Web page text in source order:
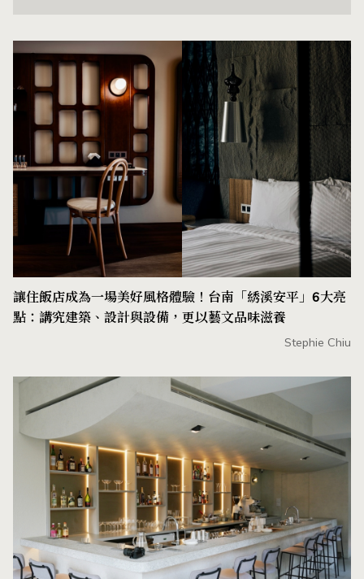
讓住飯店成為一場美好風格體驗！台南「綉溪安平」6大亮
點：講究建築、設計與設備，更以藝文品味滋養
Stephie Chiu